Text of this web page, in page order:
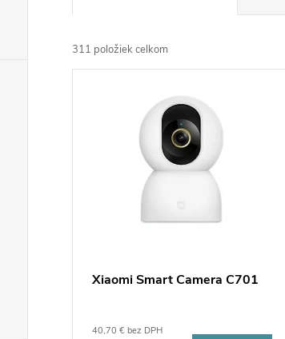
a
d
311 položiek celkom
Xiaomi Smart Camera C701
40,70 € bez DPH